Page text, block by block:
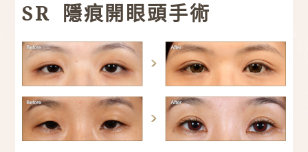
SR 隱痕開眼頭手術